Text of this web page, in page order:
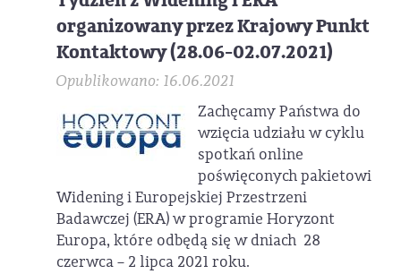
organizowany przez Krajowy Punkt
Kontaktowy (28.06-02.07.2021)
Opublikowano: 16.06.2021
Zachęcamy Państwa do
wzięcia udziału w cyklu
spotkań online
poświęconych pakietowi
Widening i Europejskiej Przestrzeni
Badawczej (ERA) w programie Horyzont
Europa, które odbędą się w dniach 28
czerwca – 2 lipca 2021 roku.